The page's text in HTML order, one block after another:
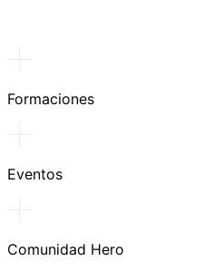
Formaciones
Eventos
Comunidad Hero